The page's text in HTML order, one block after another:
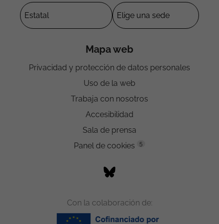
Mapa web
Privacidad y protección de datos personales
Uso de la web
Trabaja con nosotros
Accesibilidad
Sala de prensa
Panel de cookies
5
Con la colaboración de: